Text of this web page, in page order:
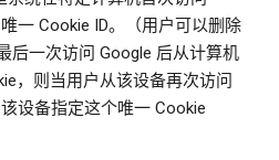
一 Cookie ID。（用户可以删除
后一次访问 Google 后从计算机
，则当用户从该设备再次访问
设备指定这个唯一 Cookie